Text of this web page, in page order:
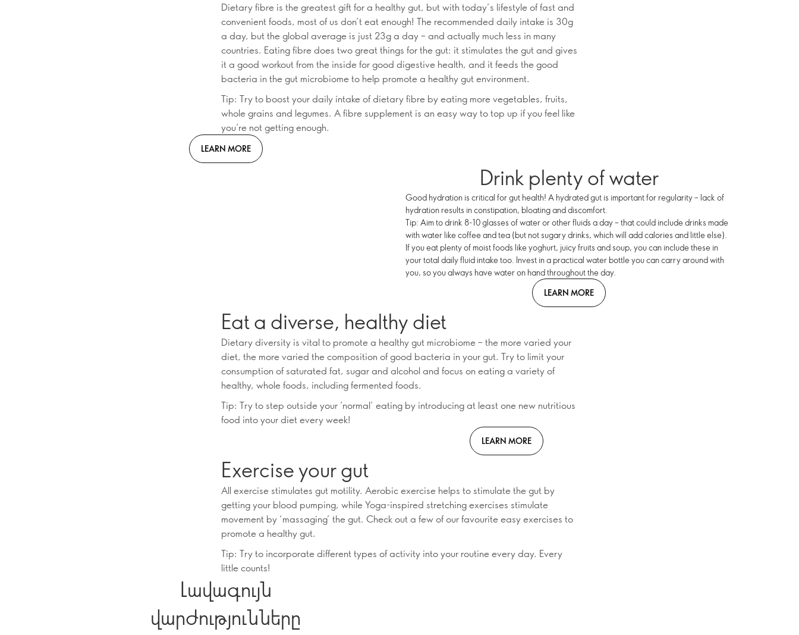
Dietary fibre is the greatest gift for a healthy gut, but with today’s lifestyle of fast and
convenient foods, most of us don’t eat enough! The recommended daily intake is 30g
a day, but the global average is just 23g a day – and actually much less in many
countries. Eating fibre does two great things for the gut: it stimulates the gut and gives
it a good workout from the inside for good digestive health, and it feeds the good
bacteria in the gut microbiome to help promote a healthy gut environment.
Tip: Try to boost your daily intake of dietary fibre by eating more vegetables, fruits,
whole grains and legumes. A fibre supplement is an easy way to top up if you feel like
you’re not getting enough.
LEARN MORE
Drink plenty of water
Good hydration is critical for gut health! A hydrated gut is important for regularity – lack of
hydration results in constipation, bloating and discomfort.
Tip: Aim to drink 8-10 glasses of water or other fluids a day – that could include drinks made
with water like coffee and tea (but not sugary drinks, which will add calories and little else).
If you eat plenty of moist foods like yoghurt, juicy fruits and soup, you can include these in
your total daily fluid intake too. Invest in a practical water bottle you can carry around with
you, so you always have water on hand throughout the day.
LEARN MORE
Eat a diverse, healthy diet
Dietary diversity is vital to promote a healthy gut microbiome – the more varied your
diet, the more varied the composition of good bacteria in your gut. Try to limit your
consumption of saturated fat, sugar and alcohol and focus on eating a variety of
healthy, whole foods, including fermented foods.
Tip: Try to step outside your ’normal’ eating by introducing at least one new nutritious
food into your diet every week!
LEARN MORE
Exercise your gut
All exercise stimulates gut motility. Aerobic exercise helps to stimulate the gut by
getting your blood pumping, while Yoga-inspired stretching exercises stimulate
movement by ‘massaging’ the gut. Check out a few of our favourite easy exercises to
promote a healthy gut.
Tip: Try to incorporate different types of activity into your routine every day. Every
little counts!
Լավագույն
վարժությունները